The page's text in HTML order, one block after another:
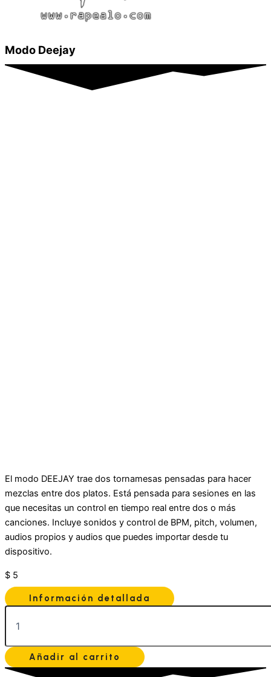
Modo Deejay
El modo DEEJAY trae dos tornamesas pensadas para hacer
mezclas entre dos platos. Está pensada para sesiones en las
que necesitas un control en tiempo real entre dos o más
canciones. Incluye sonidos y control de BPM, pitch, volumen,
audios propios y audios que puedes importar desde tu
dispositivo.
$ 5
Información detallada
Añadir al carrito